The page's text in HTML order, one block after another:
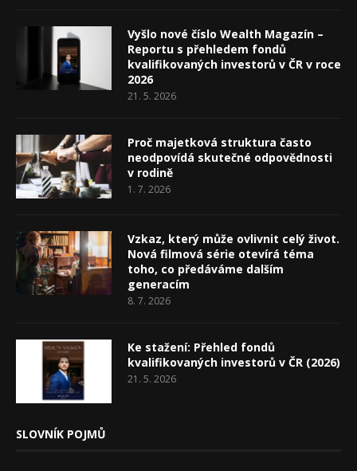
Vyšlo nové číslo Wealth Magazín –
Reportu s přehledem fondů
kvalifikovaných investorů v ČR v roce
2026
21. 5. 2026
Proč majetková struktura často
neodpovídá skutečné odpovědnosti
v rodině
1. 7. 2026
Vzkaz, který může ovlivnit celý život.
Nová filmová série otevírá téma
toho, co předáváme dalším
generacím
8. 7. 2026
Ke stažení: Přehled fondů
kvalifikovaných investorů v ČR (2026)
21. 5. 2026
SLOVNÍK POJMŮ